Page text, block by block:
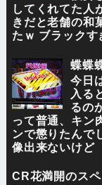
してくれてた人
きだと老舗の和
たｗ ブラック
蝶蝶
今日
入る
るの
って普通、キン
ンで懲りたんで
像出来ないけど
CR花満開のスペ